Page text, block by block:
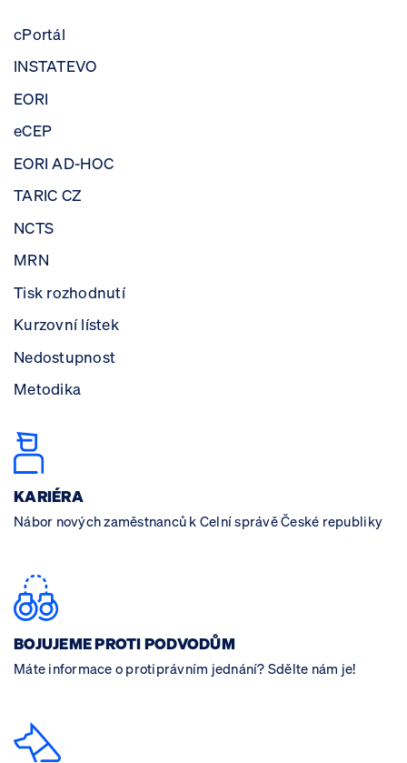
cPortál
INSTATEVO
EORI
eCEP
EORI AD-HOC
TARIC CZ
NCTS
MRN
Tisk rozhodnutí
Kurzovní lístek
Nedostupnost
Metodika
KARIÉRA
Nábor nových zaměstnanců k Celní správě České republiky
BOJUJEME PROTI PODVODŮM
Máte informace o protiprávním jednání? Sdělte nám je!